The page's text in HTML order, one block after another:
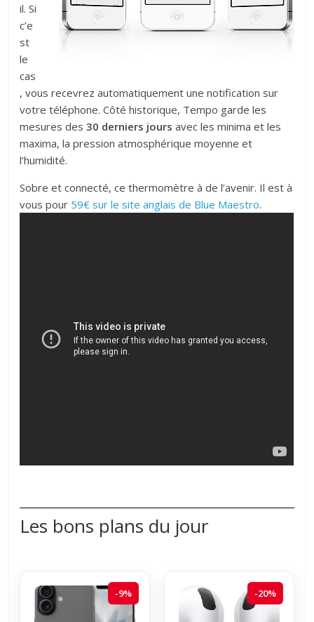
il. Si
c’e
st
le
cas
, vous recevrez automatiquement une notification sur
votre téléphone. Côté historique, Tempo garde les
mesures des30 derniers jours avec les minima et les
maxima, la pression atmosphérique moyenne et
l’humidité.
Sobre et connecté, ce thermomètre à de l’avenir. Il est à
vous pour 59€ sur le site anglais de Blue Maestro.
Les bons plans du jour
-9% -20%